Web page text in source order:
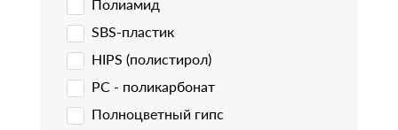
Полиамид
SBS-пластик
HIPS (полистирол)
PC - поликарбонат
Полноцветный гипс